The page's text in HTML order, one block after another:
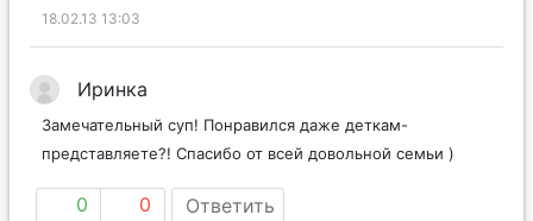
18.02.13 13:03
Иринка
Замечательный суп! Понравился даже деткам-
представляете?! Спасибо от всей довольной семьи )
0 0 Ответить